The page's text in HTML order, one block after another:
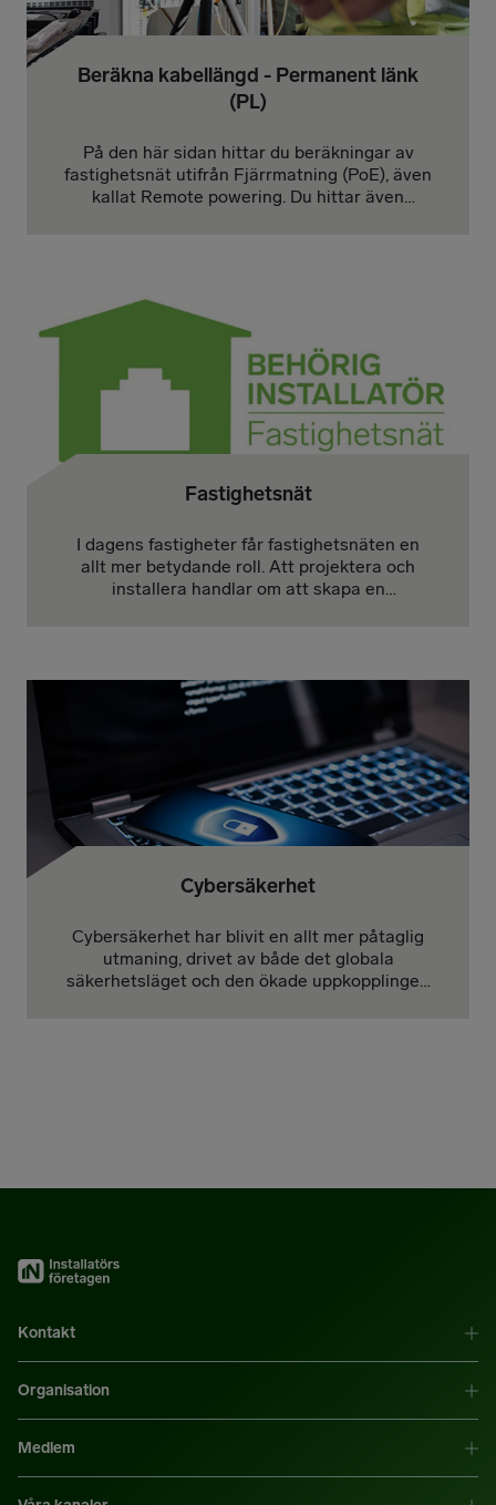
Beräkna kabellängd - Permanent länk
(PL)
På den här sidan hittar du beräkningar av
fastighetsnät utifrån Fjärrmatning (PoE), även
kallat Remote powering. Du hittar även
Fastighetsnät
I dagens fastigheter får fastighetsnäten en
allt mer betydande roll. Att projektera och
installera handlar om att skapa en
Cybersäkerhet
Cybersäkerhet har blivit en allt mer påtaglig
utmaning, drivet av både det globala
säkerhetsläget och den ökade uppkopplingen
Kontakt
Organisation
Medlem